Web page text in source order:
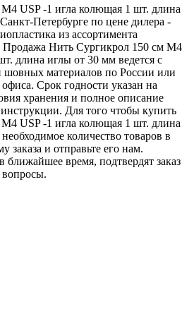
USP -1 игла колющая 1 шт. длина
Петербурге по цене дилера -
из ассортимента
Продажа Нить Сургикрол 150 см М4
длина иглы от 30 мм ведется с
шовных материалов по России или
Срок годности указан на
хранения и полное описание
Для того чтобы купить
USP -1 игла колющая 1 шт. длина
количество товаров в
заказа и отправьте его нам.
ближайшее время, подтвердят заказ
вопросы.